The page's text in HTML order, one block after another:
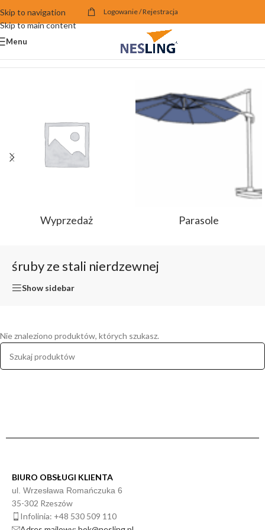
Skip to navigation
Skip to main content
Logowanie / Rejestracja
Menu
Produkty oznaczone “śruby ze stali nierdzewnej”
Wyprzedaż Parasole
śruby ze stali nierdzewnej
Show sidebar
Nie znaleziono produktów, których szukasz.
BIURO OBSŁUGI KLIENTA
ul. Wrzesława Romańczuka 6
35-302 Rzeszów
Infolinia: +48 530 509 110